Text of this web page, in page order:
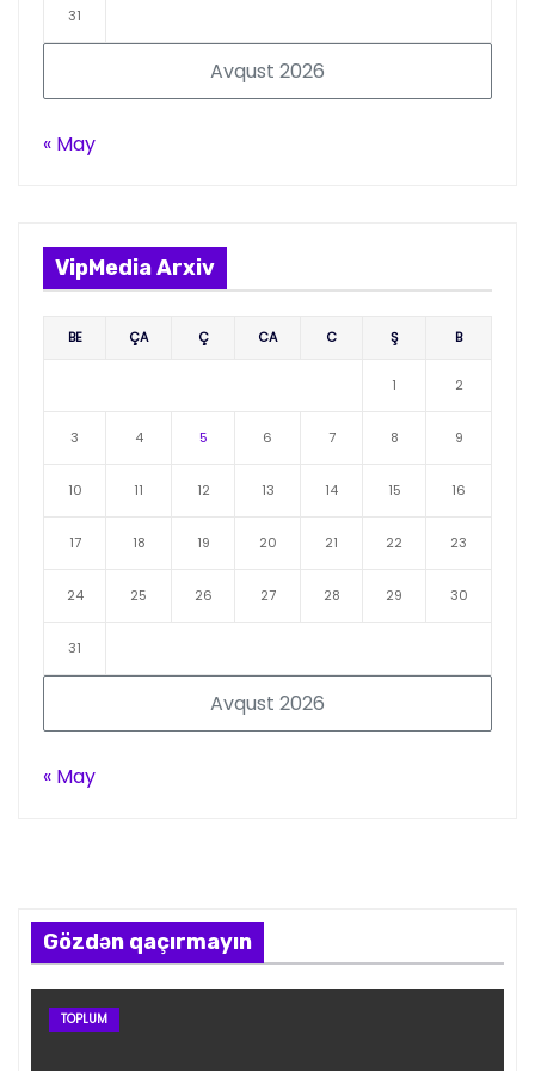
Avqust 2026
31
« May
VipMedia Arxiv
Avqust 2026
BE ÇA Ç CA C Ş B
1 2
3 4 5 6 7 8 9
10 11 12 13 14 15 16
17 18 19 20 21 22 23
24 25 26 27 28 29 30
31
« May
Gözdən qaçırmayın
TOPLUM